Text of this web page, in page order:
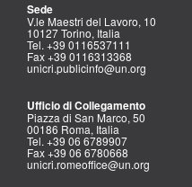
Sede
V.le Maestri del Lavoro, 10
10127 Torino, Italia
Tel. +39 0116537111
Fax +39 0116313368
unicri.publicinfo@un.org
Ufficio di Collegamento
Piazza di San Marco, 50
00186 Roma, Italia
Tel. +39 06 6789907
Fax +39 06 6780668
unicri.romeoffice@un.org